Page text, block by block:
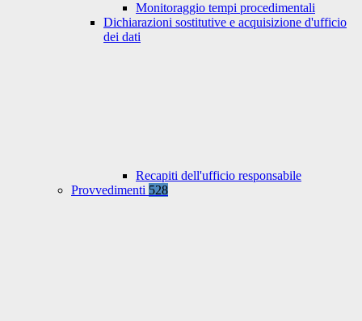
Monitoraggio tempi procedimentali
Dichiarazioni sostitutive e acquisizione d'ufficio
dei dati
Recapiti dell'ufficio responsabile
Provvedimenti 528